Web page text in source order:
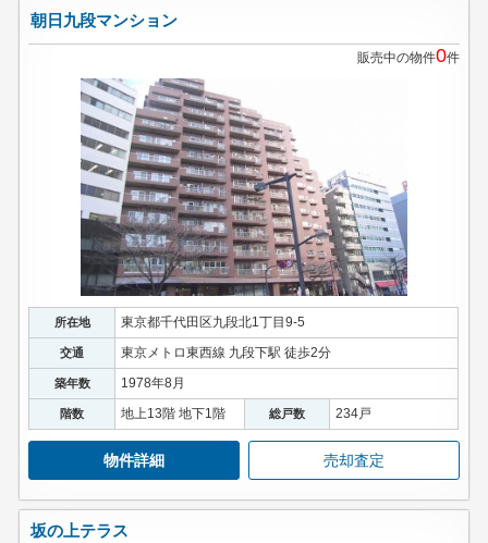
朝日九段マンション
販売中の物件0件
所在地 東京都千代田区九段北1丁目9-5
交通 東京メトロ東西線 九段下駅 徒歩2分
築年数 1978年8月
階数 地上13階 地下1階 総戸数 234戸
物件詳細 売却査定
坂の上テラス